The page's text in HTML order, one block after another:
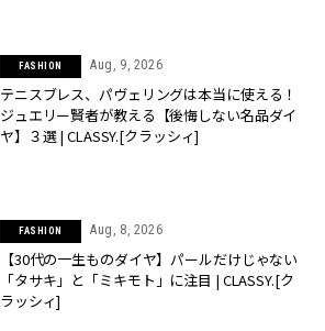
FASHION Aug, 9, 2026
テニスブレス、パヴェリングは本当に使える！
ジュエリー賢者が教える【後悔しない名品ダイ
ヤ】３選 | CLASSY.[クラッシィ]
FASHION Aug, 8, 2026
【30代の一生ものダイヤ】パールだけじゃない
「タサキ」と「ミキモト」に注目 | CLASSY.[ク
ラッシィ]